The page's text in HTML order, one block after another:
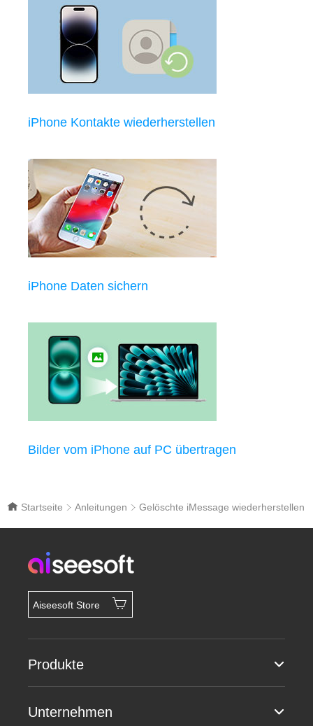
iPhone Kontakte wiederherstellen
iPhone Daten sichern
Bilder vom iPhone auf PC übertragen
Startseite Anleitungen Gelöschte iMessage wiederherstellen
Aiseesoft Store
Produkte
Unternehmen